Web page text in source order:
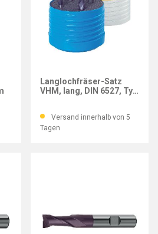
Langlochfräser-Satz
VHM, lang, DIN 6527, Typ
Versand innerhalb von 5
Tagen